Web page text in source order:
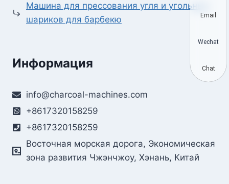
Машина для прессования угля и угольных
шариков для барбекю
Информация
info@charcoal-machines.com
+8617320158259
+8617320158259
Восточная морская дорога, Экономическая
зона развития Чжэнчжоу, Хэнань, Китай
Email
Wechat
Chat